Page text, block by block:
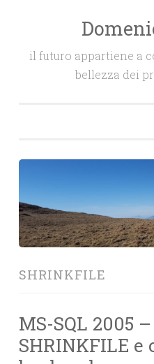
il futuro appartiene a
bellezza dei
SHRINKFILE
MS-SQL 2005
SHRINKFILE